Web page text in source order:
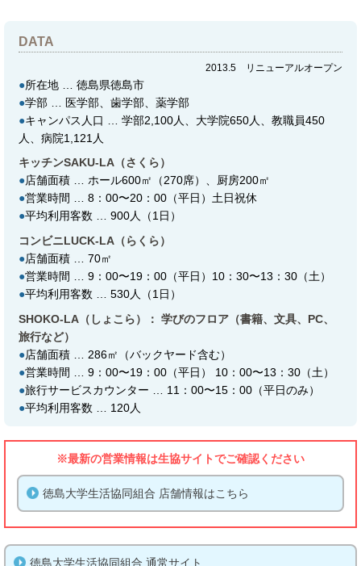
DATA
2013.5 リニューアルオープン
●所在地 … 徳島県徳島市
●学部 … 医学部、歯学部、薬学部
●キャンパス人口 … 学部2,100人、大学院650人、教職員450
人、病院1,121人
キッチンSAKU-LA（さくら）
●店舗面積 … ホール600㎡（270席）、厨房200㎡
●営業時間 … 8：00〜20：00（平日）土日祝休
●平均利用客数 … 900人（1日）
コンビニLUCK-LA（らくら）
●店舗面積 … 70㎡
●営業時間 … 9：00〜19：00（平日）10：30〜13：30（土）
●平均利用客数 … 530人（1日）
SHOKO-LA（しょこら）： 学びのフロア（書籍、文具、PC、
旅行など）
●店舗面積 … 286㎡（バックヤード含む）
●営業時間 … 9：00〜19：00（平日） 10：00〜13：30（土）
●旅行サービスカウンター … 11：00〜15：00（平日のみ）
●平均利用客数 … 120人
※最新の営業情報は生協サイトでご確認ください
徳島大学生活協同組合 店舗情報はこちら
徳島大学生活協同組合 通常サイト